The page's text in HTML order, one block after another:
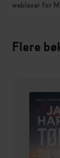
webleser for
Flere